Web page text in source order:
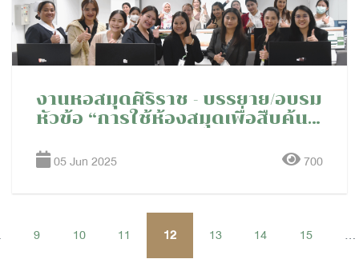
งานหอสมุดศิริราช - บรรยาย/อบรม
หัวข้อ “การใช้ห้องสมุดเพื่อสืบค้น
รังสีร่วมรักษา” ให้กับหลักสูตรฝึก
ได้รับการตรวจรักษาทางรังสีร่วม
05 Jun 2025 700
9 10 11 12 13 14 15 ...